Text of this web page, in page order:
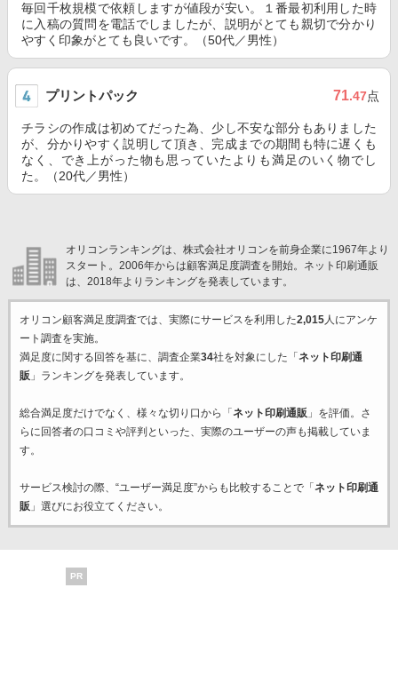
毎回千枚規模で依頼しますが値段が安い。１番最初利用した時
に入稿の質問を電話でしましたが、説明がとても親切で分かり
やすく印象がとても良いです。（50代／男性）
プリントパック 71.47点
チラシの作成は初めてだった為、少し不安な部分もありました
が、分かりやすく説明して頂き、完成までの期間も特に遅くも
なく、でき上がった物も思っていたよりも満足のいく物でし
た。（20代／男性）
オリコンランキングは、株式会社オリコンを前身企業に1967年より
スタート。2006年からは顧客満足度調査を開始。ネット印刷通販
は、2018年よりランキングを発表しています。
オリコン顧客満足度調査では、実際にサービスを利用した2,015人にアンケ
ート調査を実施。
満足度に関する回答を基に、調査企業34社を対象にした「 ネット印刷通
販 」ランキングを発表しています。
総合満足度だけでなく、様々な切り口から「 ネット印刷通販 」を評価。さ
らに回答者の口コミや評判といった、実際のユーザーの声も掲載していま
す。
サービス検討の際、“ユーザー満足度”からも比較することで「 ネット印刷通
販 」選びにお役立てください。
PR